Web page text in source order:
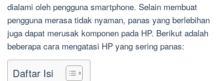
dialami oleh pengguna smartphone. Selain membuat
pengguna merasa tidak nyaman, panas yang berlebihan
juga dapat merusak komponen pada HP. Berikut adalah
beberapa cara mengatasi HP yang sering panas:
Daftar Isi